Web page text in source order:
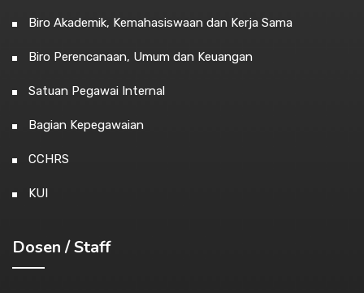
Biro Akademik, Kemahasiswaan dan Kerja Sama
Biro Perencanaan, Umum dan Keuangan
Satuan Pegawai Internal
Bagian Kepegawaian
CCHRS
KUI
Dosen / Staff